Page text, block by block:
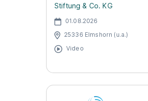
Stiftung & Co. KG
01.08.2026
25336 Elmshorn (u.a.)
Video